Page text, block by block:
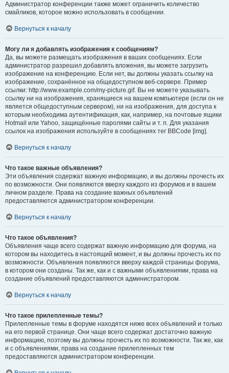
Администратор конференции также может ограничить количество
смайликов, которое можно использовать в сообщении.
Вернуться к началу
Могу ли я добавлять изображения к сообщениям?
Да, вы можете размещать изображения в ваших сообщениях. Если
администратор разрешил добавлять вложения, вы можете загрузить
изображение на конференцию. Если нет, вы должны указать ссылку на
изображение, сохранённое на общедоступном веб-сервере. Пример
ссылки: http://www.example.com/my-picture.gif. Вы не можете указывать
ссылку ни на изображения, хранящиеся на вашем компьютере (если он не
является общедоступным сервером), ни на изображения, для доступа к
которым необходима аутентификация, как, например, на почтовые ящики
Hotmail или Yahoo, защищённые паролями сайты и т. п. Для указания
ссылок на изображения используйте в сообщениях тег BBCode [img].
Вернуться к началу
Что такое важные объявления?
Эти объявления содержат важную информацию, и вы должны прочесть их
по возможности. Они появляются вверху каждого из форумов и в вашем
личном разделе. Права на создание важных объявлений
предоставляются администратором конференции.
Вернуться к началу
Что такое объявления?
Объявления чаще всего содержат важную информацию для форума, на
котором вы находитесь в настоящий момент, и вы должны прочесть их по
возможности. Объявления появляются вверху каждой страницы форума,
в котором они созданы. Так же, как и с важными объявлениями, права на
создание объявлений предоставляются администратором.
Вернуться к началу
Что такое прилепленные темы?
Прилепленные темы в форуме находятся ниже всех объявлений и только
на его первой странице. Они чаще всего содержат достаточно важную
информацию, поэтому вы должны прочесть их по возможности. Так же, как
и с объявлениями, права на создание прилепленных тем
предоставляются администратором конференции.